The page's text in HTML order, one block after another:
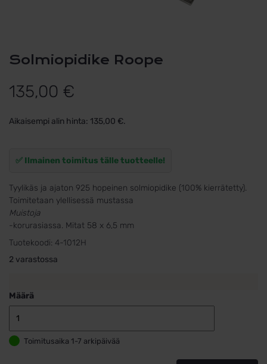
Solmiopidike Roope
135,00 €
Aikaisempi alin hinta: 135,00 €.
✅ Ilmainen toimitus tälle tuotteelle!
Tyylikäs ja ajaton 925 hopeinen solmiopidike (100% kierrätetty).
Toimitetaan ylellisessä mustassa
Muistoja
-korurasiassa. Mitat 58 x 6,5 mm
Tuotekoodi: 4-1012H
2 varastossa
Määrä
Toimitusaika 1-7 arkipäivää